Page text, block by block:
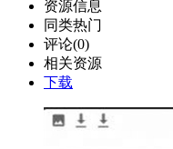
资源信息
同类热门
评论(0)
相关资源
下载